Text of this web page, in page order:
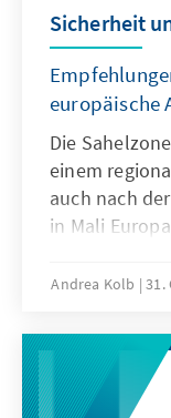
Sicherheit
europäische
Die
einem
auch nach
in Mali
und bieten
Aktivitäten.
Außenpolitik,
Andrea Kolb 31.